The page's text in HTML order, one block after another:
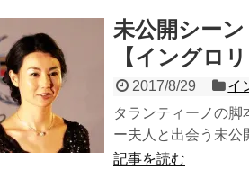
未公開シー
【イングロ
2017/8/29 イ
タランティーノの脚
ー夫人と出会う未公
記事を読む